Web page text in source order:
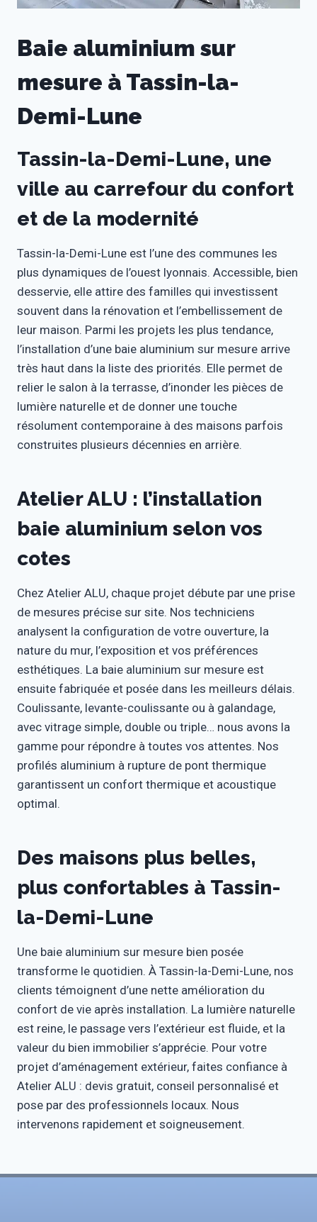
Baie aluminium sur
mesure à Tassin-la-
Demi-Lune
Tassin-la-Demi-Lune, une
ville au carrefour du confort
et de la modernité
Tassin-la-Demi-Lune est l’une des communes les
plus dynamiques de l’ouest lyonnais. Accessible, bien
desservie, elle attire des familles qui investissent
souvent dans la rénovation et l’embellissement de
leur maison. Parmi les projets les plus tendance,
l’installation d’une baie aluminium sur mesure arrive
très haut dans la liste des priorités. Elle permet de
relier le salon à la terrasse, d’inonder les pièces de
lumière naturelle et de donner une touche
résolument contemporaine à des maisons parfois
construites plusieurs décennies en arrière.
Atelier ALU : l’installation
baie aluminium selon vos
cotes
Chez Atelier ALU, chaque projet débute par une prise
de mesures précise sur site. Nos techniciens
analysent la configuration de votre ouverture, la
nature du mur, l’exposition et vos préférences
esthétiques. La baie aluminium sur mesure est
ensuite fabriquée et posée dans les meilleurs délais.
Coulissante, levante-coulissante ou à galandage,
avec vitrage simple, double ou triple… nous avons la
gamme pour répondre à toutes vos attentes. Nos
profilés aluminium à rupture de pont thermique
garantissent un confort thermique et acoustique
optimal.
Des maisons plus belles,
plus confortables à Tassin-
la-Demi-Lune
Une baie aluminium sur mesure bien posée
transforme le quotidien. À Tassin-la-Demi-Lune, nos
clients témoignent d’une nette amélioration du
confort de vie après installation. La lumière naturelle
est reine, le passage vers l’extérieur est fluide, et la
valeur du bien immobilier s’apprécie. Pour votre
projet d’aménagement extérieur, faites confiance à
Atelier ALU : devis gratuit, conseil personnalisé et
pose par des professionnels locaux. Nous
intervenons rapidement et soigneusement.